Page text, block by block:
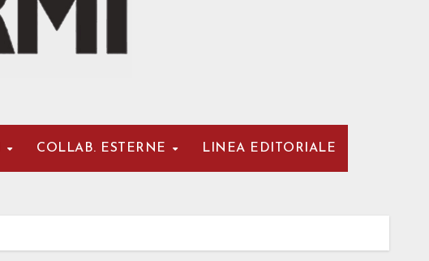
COLLAB. ESTERNE LINEA EDITORIALE